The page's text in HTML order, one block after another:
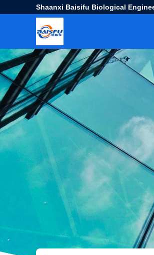
Shaanxi Baisifu Biological